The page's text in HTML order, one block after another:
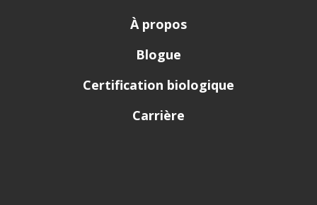
À propos
Blogue
Certification biologique
Carrière